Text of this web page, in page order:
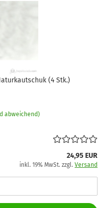
(4 Stk.)
abweichend)
24,95 EUR
inkl. 19% MwSt. zzgl. Versand